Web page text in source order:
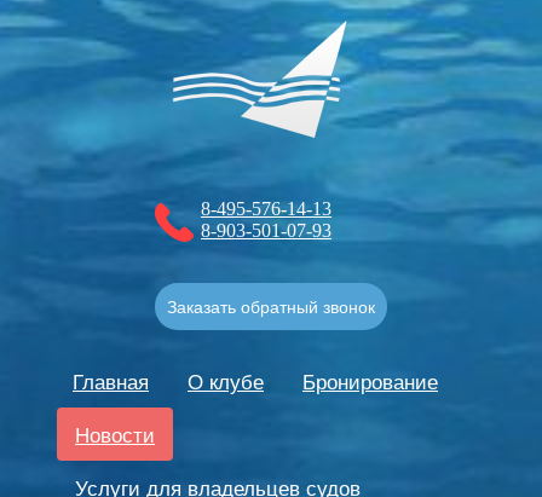
Главная О клубе
Бронирование
Новости
Услуги для владельцев судов
8-495-576-14-13
8-903-501-07-93
Заказать обратный звонок